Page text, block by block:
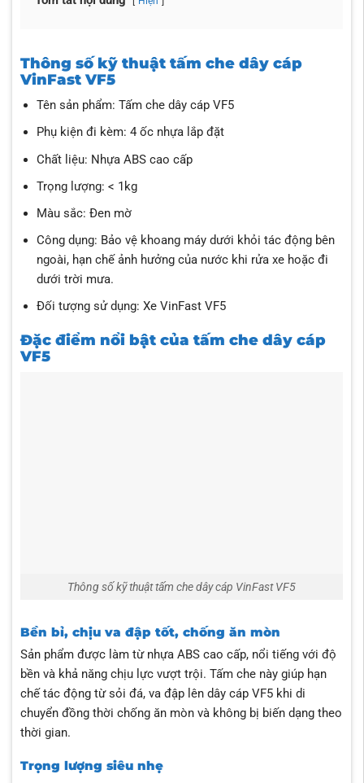
Thông số kỹ thuật tấm che dây cáp
VinFast VF5
Tên sản phẩm: Tấm che dây cáp VF5
Phụ kiện đi kèm: 4 ốc nhựa lắp đặt
Chất liệu: Nhựa ABS cao cấp
Trọng lượng: < 1kg
Màu sắc: Đen mờ
Công dụng: Bảo vệ khoang máy dưới khỏi tác động bên
ngoài, hạn chế ảnh hưởng của nước khi rửa xe hoặc đi
dưới trời mưa.
Đối tượng sử dụng: Xe VinFast VF5
Đặc điểm nổi bật của tấm che dây cáp
VF5
Thông số kỹ thuật tấm che dây cáp VinFast VF5
Bền bỉ, chịu va đập tốt, chống ăn mòn
Sản phẩm được làm từ nhựa ABS cao cấp, nổi tiếng với độ
bền và khả năng chịu lực vượt trội. Tấm che này giúp hạn
chế tác động từ sỏi đá, va đập lên dây cáp VF5 khi di
chuyển đồng thời chống ăn mòn và không bị biến dạng theo
thời gian.
Trọng lượng siêu nhẹ